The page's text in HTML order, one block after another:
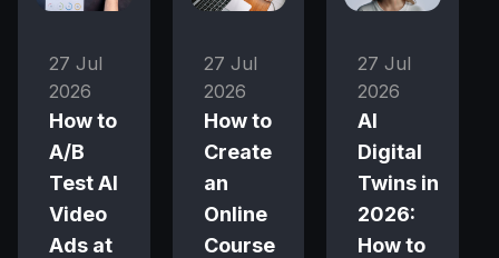
27 Jul
2026
How to
A/B
Test AI
Video
Ads at
27 Jul
2026
How to
Create
an
Online
Course
27 Jul
2026
AI
Digital
Twins in
2026:
How to